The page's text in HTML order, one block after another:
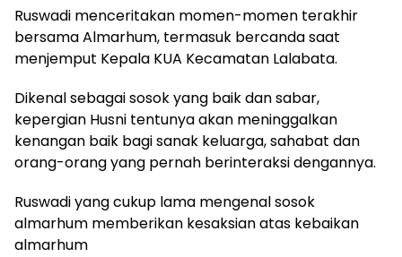
Ruswadi menceritakan momen-momen terakhir
bersama Almarhum, termasuk bercanda saat
menjemput Kepala KUA Kecamatan Lalabata.
Dikenal sebagai sosok yang baik dan sabar,
kepergian Husni tentunya akan meninggalkan
kenangan baik bagi sanak keluarga, sahabat dan
orang-orang yang pernah berinteraksi dengannya.
Ruswadi yang cukup lama mengenal sosok
almarhum memberikan kesaksian atas kebaikan
almarhum